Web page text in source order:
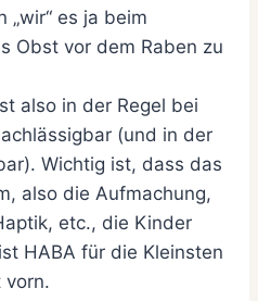
„wir“ es ja beim
Obst vor dem Raben zu
also in der Regel bei
(und in der
Wichtig ist, dass das
also die Aufmachung,
etc., die Kinder
HABA für die Kleinsten
vorn.